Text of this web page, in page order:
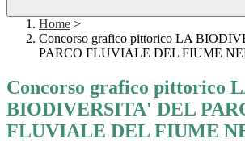
Home >
Concorso grafico pittorico LA
PARCO FLUVIALE DEL FIUME
Concorso grafico pittorico
BIODIVERSITA' DEL
FLUVIALE DEL FIUME